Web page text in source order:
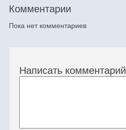
Комментарии
Пока нет комментариев
Написать комментарий